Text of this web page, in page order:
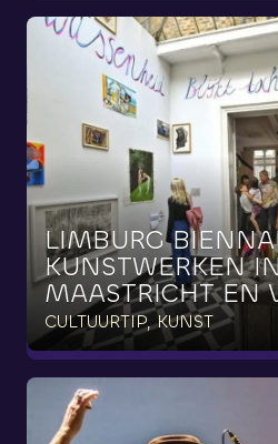
LIMBURG
KUNSTWERKEN
MAASTRICHT EN
CULTUURTIP, KUNST